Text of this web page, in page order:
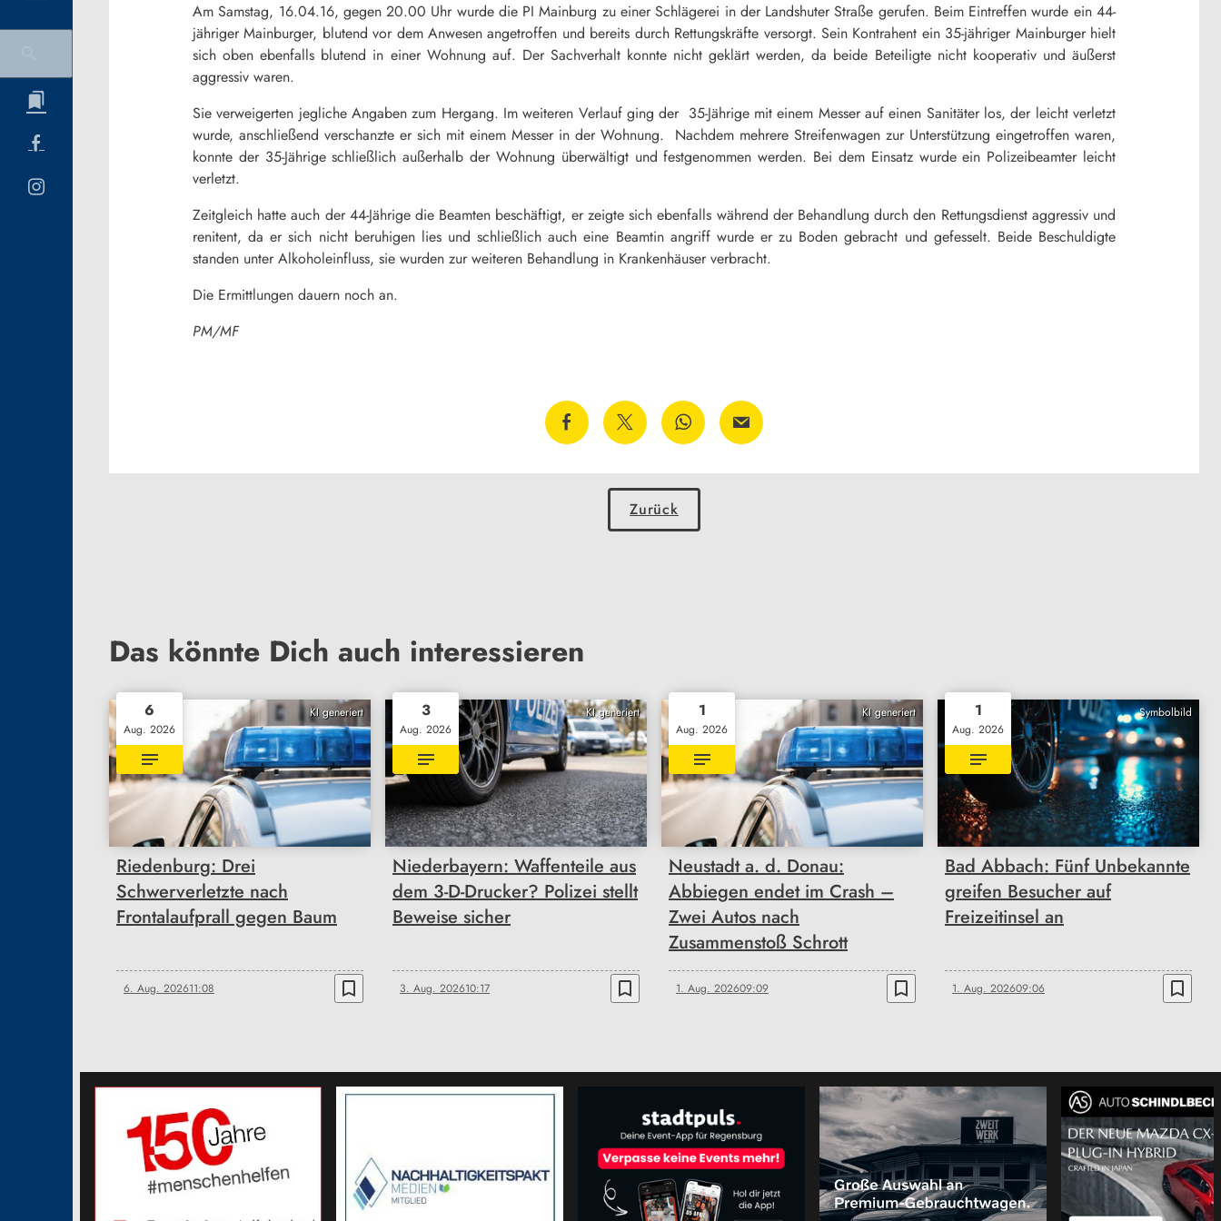
Am Samstag, 16.04.16, gegen 20.00 Uhr wurde die PI Mainburg zu einer Schlägerei in der Landshuter Straße gerufen. Beim Eintreffen wurde ein 44-
jähriger Mainburger, blutend vor dem Anwesen angetroffen und bereits durch Rettungskräfte versorgt. Sein Kontrahent ein 35-jähriger Mainburger hielt
sich oben ebenfalls blutend in einer Wohnung auf. Der Sachverhalt konnte nicht geklärt werden, da beide Beteiligte nicht kooperativ und äußerst
aggressiv waren.
Sie verweigerten jegliche Angaben zum Hergang. Im weiteren Verlauf ging der 35-Jährige mit einem Messer auf einen Sanitäter los, der leicht verletzt
wurde, anschließend verschanzte er sich mit einem Messer in der Wohnung. Nachdem mehrere Streifenwagen zur Unterstützung eingetroffen waren,
konnte der 35-Jährige schließlich außerhalb der Wohnung überwältigt und festgenommen werden. Bei dem Einsatz wurde ein Polizeibeamter leicht
verletzt.
Zeitgleich hatte auch der 44-Jährige die Beamten beschäftigt, er zeigte sich ebenfalls während der Behandlung durch den Rettungsdienst aggressiv und
renitent, da er sich nicht beruhigen lies und schließlich auch eine Beamtin angriff wurde er zu Boden gebracht und gefesselt. Beide Beschuldigte
standen unter Alkoholeinfluss, sie wurden zur weiteren Behandlung in Krankenhäuser verbracht.
Die Ermittlungen dauern noch an.
PM/MF
Zurück
Das könnte Dich auch interessieren
KI generiert
6
Aug. 2026
Riedenburg: Drei
Schwerverletzte nach
Frontalaufprall gegen Baum
6. Aug. 202611:08 bookmark_border
KI generiert
3
Aug. 2026
Niederbayern: Waffenteile aus
dem 3-D-Drucker? Polizei stellt
Beweise sicher
3. Aug. 202610:17 bookmark_border
KI generiert
1
Aug. 2026
Neustadt a. d. Donau:
Abbiegen endet im Crash –
Zwei Autos nach
Zusammenstoß Schrott
1. Aug. 202609:09 bookmark_border
Symbolbild
1
Aug. 2026
Bad Abbach: Fünf Unbekannte
greifen Besucher auf
Freizeitinsel an
1. Aug. 202609:06 bookmark_border